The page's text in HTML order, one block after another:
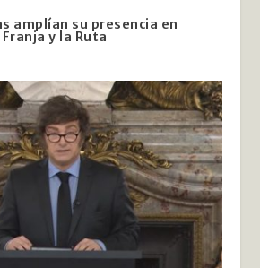
amplían su presencia en
y la Ruta